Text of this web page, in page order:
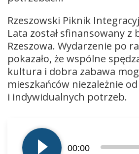
Rzeszowski Piknik
Lata został sfinansowany z
Rzeszowa. Wydarzenie po
pokazało, że wspólne
kultura i dobra zabawa
mieszkańców niezależnie
i indywidualnych potrzeb.
plików
dźwiękowych
00:00